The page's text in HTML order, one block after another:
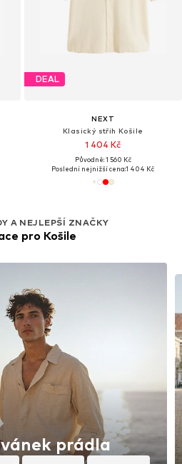
DEAL
NEXT
Klasický střih Košile
1 404 Kč
Původně: 1 560 Kč
Poslední nejnižší cena:1 404 Kč
A NEJLEPŠÍ ZNAČKY
pro Košile
prádla